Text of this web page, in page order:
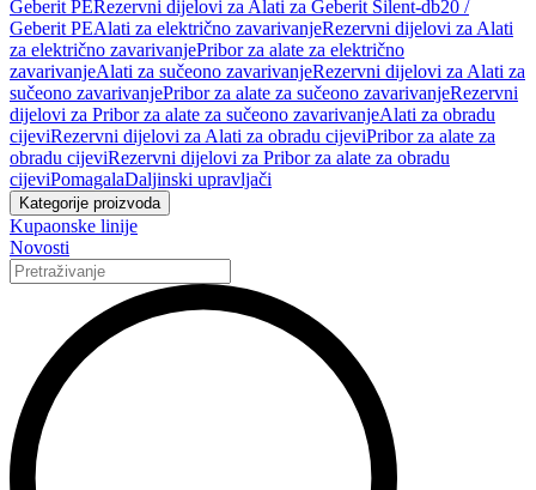
Geberit PERezervni dijelovi za Alati za Geberit Silent-db20 /
Geberit PEAlati za električno zavarivanjeRezervni dijelovi za Alati
za električno zavarivanjePribor za alate za električno
zavarivanjeAlati za sučeono zavarivanjeRezervni dijelovi za Alati za
sučeono zavarivanjePribor za alate za sučeono zavarivanjeRezervni
dijelovi za Pribor za alate za sučeono zavarivanjeAlati za obradu
cijeviRezervni dijelovi za Alati za obradu cijeviPribor za alate za
obradu cijeviRezervni dijelovi za Pribor za alate za obradu
cijeviPomagalaDaljinski upravljači
Kategorije proizvoda
Kupaonske linije
Novosti